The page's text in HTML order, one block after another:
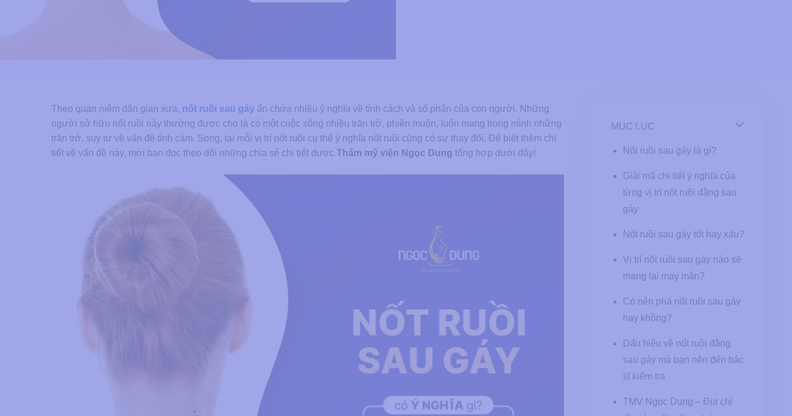
Theo quan niệm dân gian xưa, nốt ruồi sau gáy ẩn chứa nhiều ý nghĩa về tính cách và số phận của con người. Những
người sở hữu nốt ruồi này thường được cho là có một cuộc sống nhiều trăn trở, phiền muộn, luôn mang trong mình những
trăn trở, suy tư về vấn đề tình cảm. Song, tại mỗi vị trí nốt ruồi cụ thể ý nghĩa nốt ruồi cũng có sự thay đổi. Để biết thêm chi
tiết về vấn đề này, mời bạn đọc theo dõi những chia sẻ chi tiết được Thẩm mỹ viện Ngọc Dung tổng hợp dưới đây!
MỤC LỤC
Nốt ruồi sau gáy là gì?
Giải mã chi tiết ý nghĩa của
từng vị trí nốt ruồi đằng sau
gáy
Nốt ruồi sau gáy tốt hay xấu?
Vị trí nốt ruồi sau gáy nào sẽ
mang lại may mắn?
Có nên phá nốt ruồi sau gáy
hay không?
Dấu hiệu về nốt ruồi đằng
sau gáy mà bạn nên đến bác
sĩ kiểm tra
TMV Ngọc Dung – Địa chỉ